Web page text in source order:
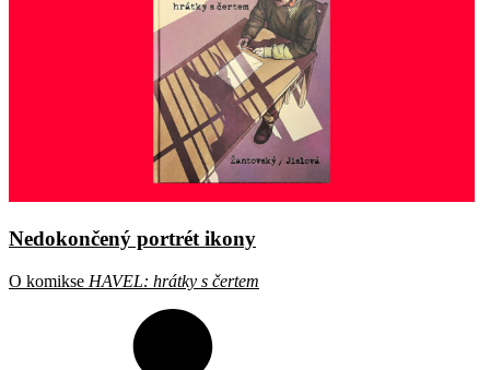
Nedokončený portrét ikony
O komikse HAVEL: hrátky s čertem